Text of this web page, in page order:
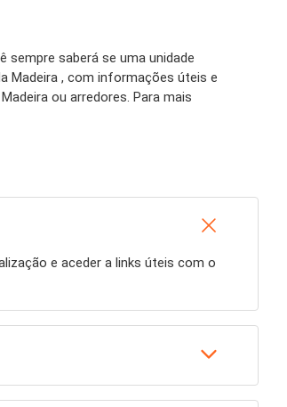
saberá se uma unidade
Madeira , com informações úteis e
ou arredores. Para mais
e aceder a links úteis com o